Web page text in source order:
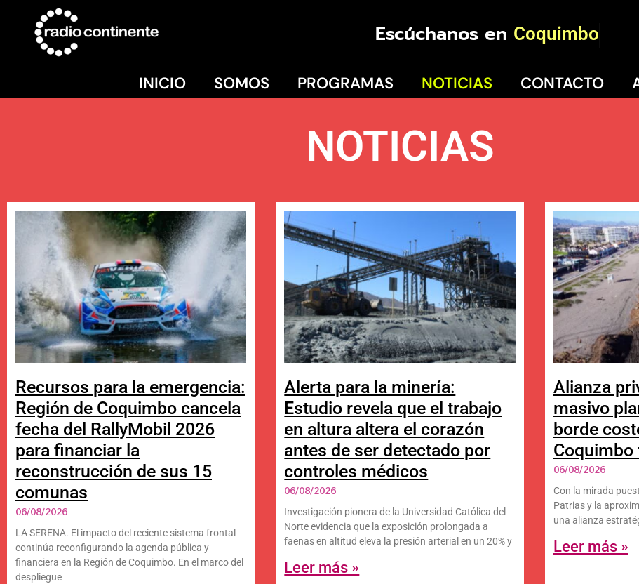
Escúchanos en Coquimbo
INICIO SOMOS PROGRAMAS NOTICIAS CONTACTO
NOTICIAS
Recursos para la emergencia:
Región de Coquimbo cancela
fecha del RallyMobil 2026
para financiar la
reconstrucción de sus 15
comunas
06/08/2026
LA SERENA. El impacto del reciente sistema frontal
continúa reconfigurando la agenda pública y
financiera en la Región de Coquimbo. En el marco del
despliegue
Alerta para la minería:
Estudio revela que el trabajo
en altura altera el corazón
antes de ser detectado por
controles médicos
06/08/2026
Investigación pionera de la Universidad Católica del
Norte evidencia que la exposición prolongada a
faenas en altitud eleva la presión arterial en un 20% y
Leer más »
Alianza
masivo
borde
Coquimbo
06/08/2026
Con la mirada
Patrias y la
una alianza
Leer más »